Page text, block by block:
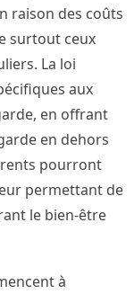
raison des coûts
surtout ceux
La loi
aux
en offrant
en dehors
pourront
permettant de
le bien-être
à